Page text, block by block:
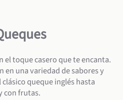
el toque casero que te encanta.
en una variedad de sabores y
queque inglés hasta
con frutas.